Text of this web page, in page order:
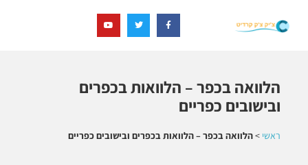
הלוואה בכפר – הלוואות בכפרים
ובישובים כפריים
ראשי >הלוואה בכפר – הלוואות בכפרים ובישובים כפריים